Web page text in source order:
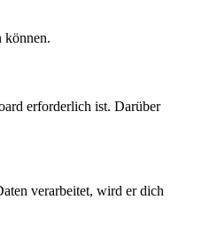
können.
erforderlich ist. Darüber
verarbeitet, wird er dich